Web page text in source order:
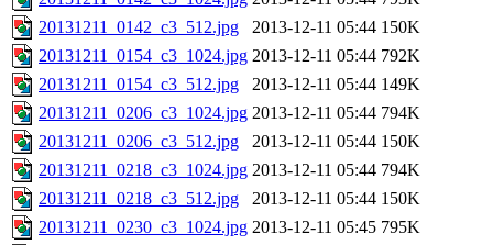
20131211_0142_c3_512.jpg
2013-12-11 05:44 150K
20131211_0154_c3_1024.jpg 2013-12-11 05:44 792K
20131211_0154_c3_512.jpg
2013-12-11 05:44 149K
20131211_0206_c3_1024.jpg 2013-12-11 05:44 794K
20131211_0206_c3_512.jpg
2013-12-11 05:44 150K
20131211_0218_c3_1024.jpg 2013-12-11 05:44 794K
20131211_0218_c3_512.jpg
2013-12-11 05:44 150K
20131211_0230_c3_1024.jpg 2013-12-11 05:45 795K